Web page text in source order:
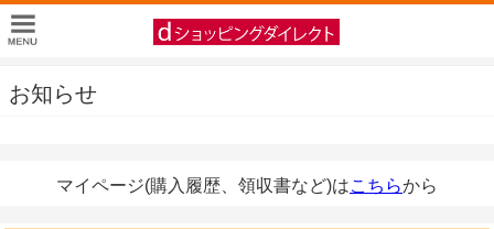
お知らせ
マイページ(購入履歴、領収書など)はこちらから